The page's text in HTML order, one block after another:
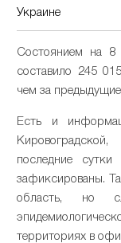
Украине
Состоянием на 8
составило 245
чем за предыдущие
Есть и
последние
зафиксированы.
область, но
территориях в